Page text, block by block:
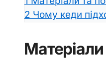
2 Чому кеди